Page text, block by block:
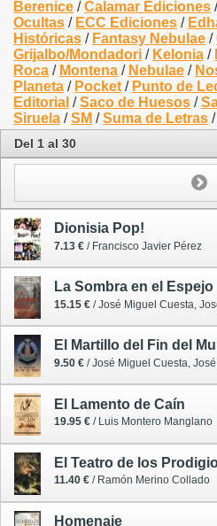
Berenice /Calamar Ediciones
Ocultas / ECC Ediciones /
Históricas / Fantasy Nebulae /
Grijalbo/Mondadori / Kelonia /
Roca / Montena / Nebulae /
Planeta / Pocket / Punto de
Editorial /Saco de Huesos /
Siruela /SM /Suma de Letras /
Del 1 al 30
Dionisia Pop!
7.13 € / Francisco Javier Pérez
La Sombra en el Espejo
15.15 € / José Miguel Cuesta,
El Martillo del Fin del
9.50 € / José Miguel Cuesta,
El Lamento de Caín
19.95 € / Luis Montero Manglano
El Teatro de los
11.40 € / Ramón Merino Collado
Homenaje